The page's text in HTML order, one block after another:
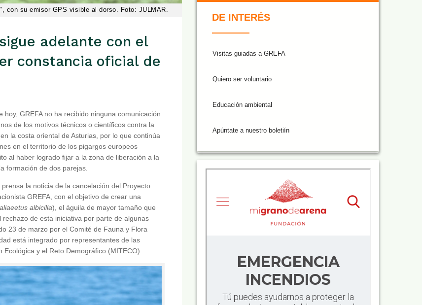
con su emisor GPS visible al dorso. Foto: JULMAR.
sigue adelante con el
constancia oficial de
hoy, GREFA no ha recibido ninguna comunicación
de los motivos técnicos o científicos contra la
la costa oriental de Asturias, por lo que continúa
en el territorio de los pigargos europeos
al haber logrado fijar a la zona de liberación a la
formación de dos parejas.
la noticia de la cancelación del Proyecto
GREFA, con el objetivo de crear una
albicilla), el águila de mayor tamaño que
de esta iniciativa por parte de algunas
23 de marzo por el Comité de Fauna y Flora
está integrado por representantes de las
y el Reto Demográfico (MITECO).
DE INTERÉS
Visitas guiadas a GREFA
Quiero ser voluntario
Educación ambiental
Apúntate a nuestro boletiín